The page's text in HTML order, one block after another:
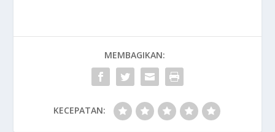
MEMBAGIKAN:
KECEPATAN: